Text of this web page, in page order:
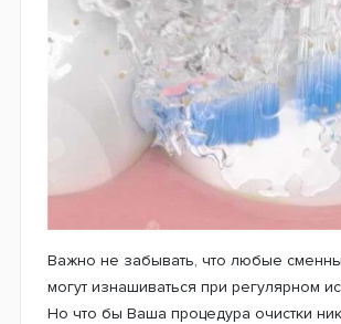
Важно не забывать, что любые
могут изнашиваться при регулярном
Но что бы Ваша процедура очистки